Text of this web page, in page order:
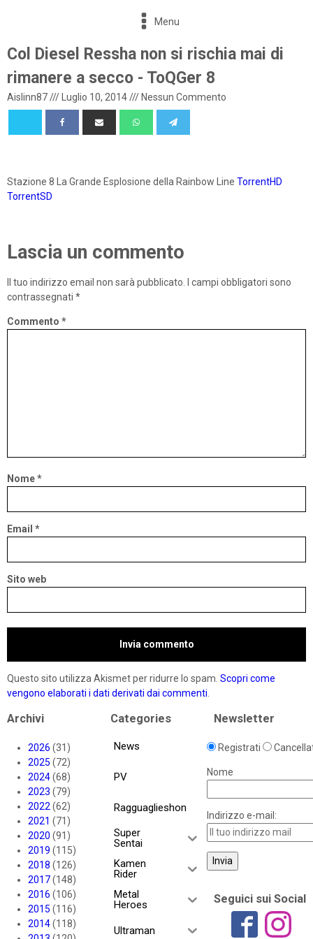
Menu
Col Diesel Ressha non si rischia mai di
rimanere a secco - ToQGer 8
Aislinn87/// Luglio 10, 2014/// Nessun Commento
Stazione 8 La Grande Esplosione della Rainbow Line TorrentHD
TorrentSD
Lascia un commento
Il tuo indirizzo email non sarà pubblicato.
I campi obbligatori sono
contrassegnati *
Commento *
Nome*
Email *
Sito web
Questo sito utilizza Akismet per ridurre lo spam. Scopri come
vengono elaborati i dati derivati dai commenti.
Archivi
2026 (31)
2025 (72)
2024(68)
2023 (79)
2022(62)
2021 (71)
2020 (91)
2019 (115)
2018 (126)
2017(148)
2016 (106)
2015 (116)
2014(118)
Categories
News
PV
Ragguaglieshon
Super
Sentai
Kamen
Rider
Metal
Heroes
Ultraman
Newsletter
Registrati
Nome
Indirizzo e-mail:
Seguici sui Social